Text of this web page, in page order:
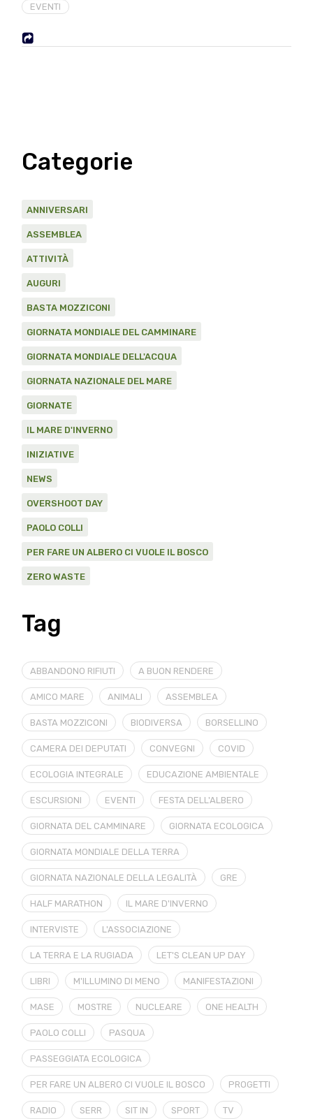
EVENTI
Categorie
ANNIVERSARI
ASSEMBLEA
ATTIVITÀ
AUGURI
BASTA MOZZICONI
GIORNATA MONDIALE DEL CAMMINARE
GIORNATA MONDIALE DELL'ACQUA
GIORNATA NAZIONALE DEL MARE
GIORNATE
IL MARE D'INVERNO
INIZIATIVE
NEWS
OVERSHOOT DAY
PAOLO COLLI
PER FARE UN ALBERO CI VUOLE IL BOSCO
ZERO WASTE
Tag
ABBANDONO RIFIUTI A BUON RENDERE
AMICO MARE ANIMALI ASSEMBLEA
BASTA MOZZICONI BIODIVERSA BORSELLINO
CAMERA DEI DEPUTATI CONVEGNI COVID
ECOLOGIA INTEGRALE EDUCAZIONE AMBIENTALE
ESCURSIONI EVENTI FESTA DELL'ALBERO
GIORNATA DEL CAMMINARE GIORNATA ECOLOGICA
GIORNATA MONDIALE DELLA TERRA
GIORNATA NAZIONALE DELLA LEGALITÀ GRE
HALF MARATHON IL MARE D'INVERNO
INTERVISTE L'ASSOCIAZIONE
LA TERRA E LA RUGIADA LET'S CLEAN UP DAY
LIBRI M'ILLUMINO DI MENO MANIFESTAZIONI
MASE MOSTRE NUCLEARE ONE HEALTH
PAOLO COLLI PASQUA
PASSEGGIATA ECOLOGICA
PER FARE UN ALBERO CI VUOLE IL BOSCO PROGETTI
RADIO SERR SIT IN SPORT TV